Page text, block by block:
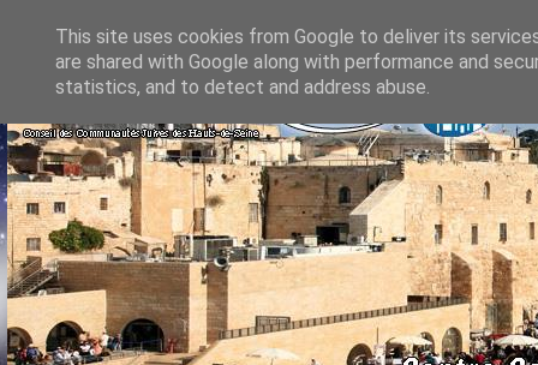
This site uses cookies from Google to deliver its
are shared with Google along with performance and
statistics, and to detect and address abuse.